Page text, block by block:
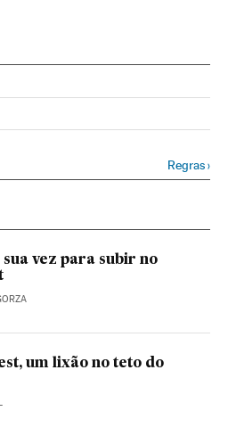
Instagram
en Twitter
Brasil en Facebook
Regras›
sua vez para subir no
um lixão no teto do